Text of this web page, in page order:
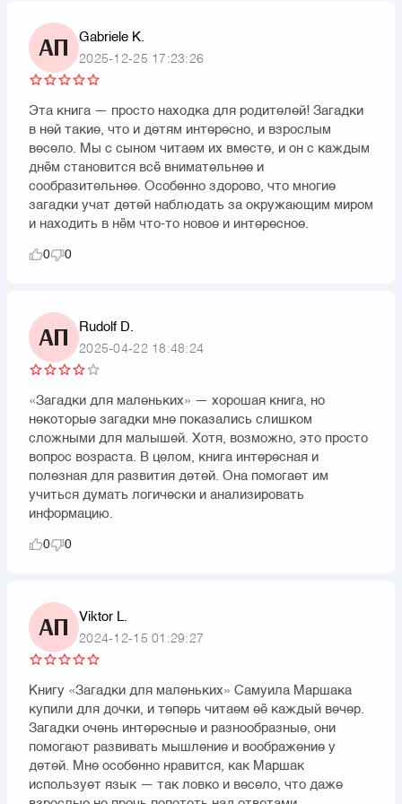
АП Gabriele K.
2025-12-25 17:23:26
Эта книга — просто находка для родителей! Загадки
в ней такие, что и детям интересно, и взрослым
весело. Мы с сыном читаем их вместе, и он с каждым
днём становится всё внимательнее и
сообразительнее. Особенно здорово, что многие
загадки учат детей наблюдать за окружающим миром
и находить в нём что-то новое и интересное.
0 0
АП Rudolf D.
2025-04-22 18:48:24
«Загадки для маленьких» — хорошая книга, но
некоторые загадки мне показались слишком
сложными для малышей. Хотя, возможно, это просто
вопрос возраста. В целом, книга интересная и
полезная для развития детей. Она помогает им
учиться думать логически и анализировать
информацию.
0 0
АП Viktor L.
2024-12-15 01:29:27
Книгу «Загадки для маленьких» Самуила Маршака
купили для дочки, и теперь читаем её каждый вечер.
Загадки очень интересные и разнообразные, они
помогают развивать мышление и воображение у
детей. Мне особенно нравится, как Маршак
использует язык — так ловко и весело, что даже